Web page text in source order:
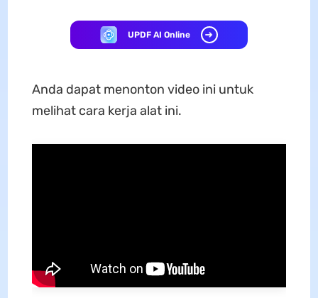
UPDF AI Online
Anda dapat menonton video ini untuk
melihat cara kerja alat ini.